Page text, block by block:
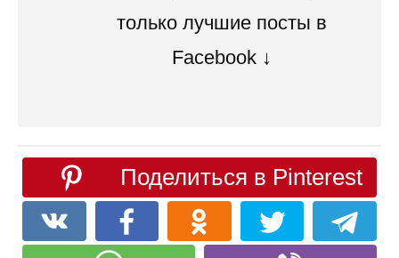
только лучшие посты в
Facebook ↓
Поделиться в Pinterest